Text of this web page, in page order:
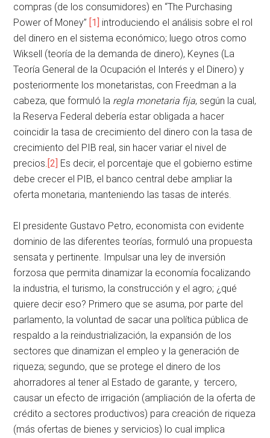
compras (de los consumidores) en “The Purchasing
Power of Money” [1] introduciendo el análisis sobre el rol
del dinero en el sistema económico; luego otros como
Wiksell (teoría de la demanda de dinero), Keynes (La
Teoría General de la Ocupación el Interés y el Dinero) y
posteriormente los monetaristas, con Freedman a la
cabeza, que formuló la regla monetaria fija, según la cual,
la Reserva Federal debería estar obligada a hacer
coincidir la tasa de crecimiento del dinero con la tasa de
crecimiento del PIB real, sin hacer variar el nivel de
precios. [2] Es decir, el porcentaje que el gobierno estime
debe crecer el PIB, el banco central debe ampliar la
oferta monetaria, manteniendo las tasas de interés.
El presidente Gustavo Petro, economista con evidente
dominio de las diferentes teorías, formuló una propuesta
sensata y pertinente. Impulsar una ley de inversión
forzosa que permita dinamizar la economía focalizando
la industria, el turismo, la construcción y el agro; ¿qué
quiere decir eso? Primero que se asuma, por parte del
parlamento, la voluntad de sacar una política pública de
respaldo a la reindustrialización, la expansión de los
sectores que dinamizan el empleo y la generación de
riqueza; segundo, que se protege el dinero de los
ahorradores al tener al Estado de garante, y tercero,
causar un efecto de irrigación (ampliación de la oferta de
crédito a sectores productivos) para creación de riqueza
(más ofertas de bienes y servicios) lo cual implica